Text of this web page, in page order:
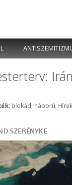
Címkék
blokád háború Hírek